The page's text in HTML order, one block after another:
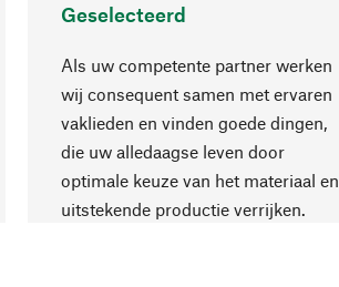
Geselecteerd
Als uw competente partner werken
wij consequent samen met ervaren
vaklieden en vinden goede dingen,
die uw alledaagse leven door
optimale keuze van het materiaal en
uitstekende productie verrijken.